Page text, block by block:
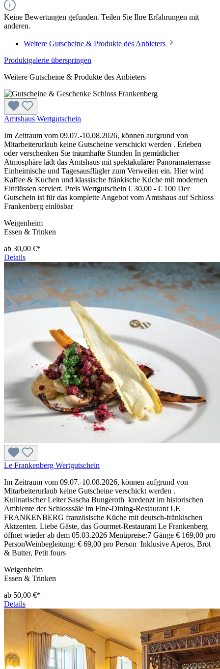
Keine Bewertungen gefunden. Teilen Sie Ihre Erfahrungen mit
anderen.
Weitere Gutscheine & Produkte des Anbieters
Produktgalerie überspringen
Weitere Gutscheine & Produkte des Anbieters
Amtshaus Wertgutschein
Im Zeitraum vom 09.07.-10.08.2026, können aufgrund von
Mitarbeiterurlaub keine Gutscheine verschickt werden . Erleben
oder verschenken Sie traumhafte Stunden In gemütlicher
Atmosphäre lädt das Amtshaus mit spektakulärer Panoramaterrasse
Einheimische und Tagesausflügler zum Verweilen ein. Hier wird
Kaffee & Kuchen und klassische fränkische Küche mit modernen
Einflüssen serviert. Preis Wertgutschein € 30,00 - € 100 Der
Gutschein ist für das komplette Angebot vom Amtshaus auf Schloss
Frankenberg einlösbar
Weigenheim
Essen & Trinken
ab 30,00 €*
Details
Le Frankenberg Wertgutschein
Im Zeitraum vom 09.07.-10.08.2026, können aufgrund von
Mitarbeiterurlaub keine Gutscheine verschickt werden .
Kulinarischer Leiter Sascha Bungeroth kredenzt im historischen
Ambiente der Schlosssäle im Fine-Dining-Restaurant LE
FRANKENBERG französische Küche mit deutsch-fränkischen
Aktzenten. Liebe Gäste, das Gourmet-Restaurant Le Frankenberg
öffnet wieder ab dem 05.03.2026 Menüpreise:7 Gänge € 169,00 pro
PersonWeinbegleitung: € 69,00 pro Person Inklusive Aperos, Brot
& Butter, Petit fours
Weigenheim
Essen & Trinken
ab 50,00 €*
Details